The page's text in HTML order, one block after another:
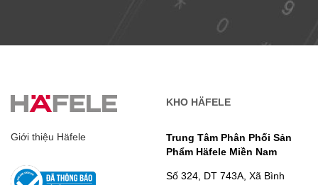
Giới thiệu Häfele
KHO HÄFELE
Trung Tâm Phân Phối Sản
Phẩm Häfele Miền Nam
Số 324, DT 743A, Xã Bình